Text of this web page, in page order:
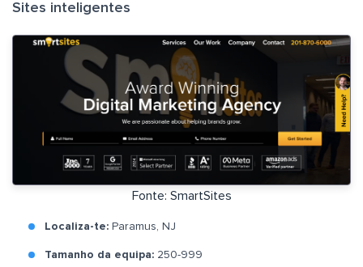
Sites inteligentes
Fonte: SmartSites
Localiza-te: Paramus, NJ
Tamanho da equipa: 250-999